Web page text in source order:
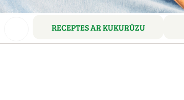
RECEPTES AR KUKURŪZU